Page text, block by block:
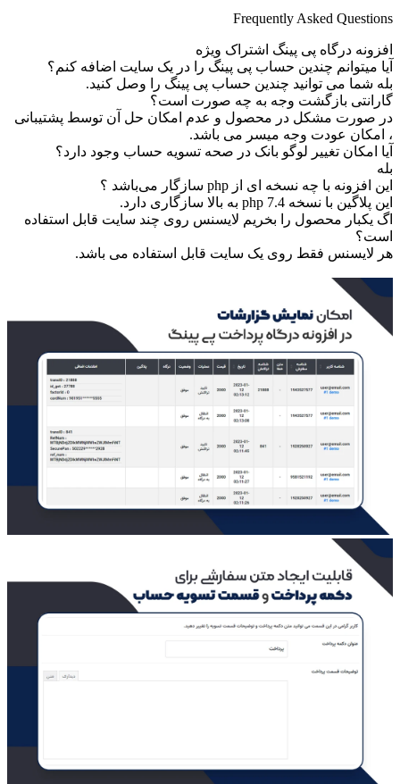
Frequently Asked Questions
افزونه درگاه پی پینگ اشتراک ویژه
آیا میتوانم چندین حساب پی پینگ را در یک سایت اضافه کنم؟
بله شما می توانید چندین حساب پی پینگ را وصل کنید.
گارانتی بازگشت وجه به چه صورت است؟
در صورت مشکل در محصول و عدم امکان حل آن توسط پشتیبانی
، امکان عودت وجه میسر می باشد.
آیا امکان تغییر لوگو بانک در صحه تسویه حساب وجود دارد؟
بله
این افزونه با چه نسخه ای از php سازگار می‌باشد ؟
این پلاگین با نسخه php 7.4 به بالا سازگاری دارد.
اگ یکبار محصول را بخریم لایسنس روی چند سایت قابل استفاده
است؟
هر لایسنس فقط روی یک سایت قابل استفاده می باشد.